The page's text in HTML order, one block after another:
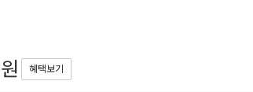
원 혜택보기